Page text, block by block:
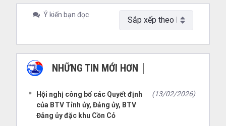
Ý kiến bạn đọc
NHỮNG TIN MỚI HƠN
Hội nghị công bố các Quyết định
của BTV Tỉnh ủy, Đảng ủy, BTV
Đảng ủy đặc khu Cồn Cỏ
(13/02/2026)